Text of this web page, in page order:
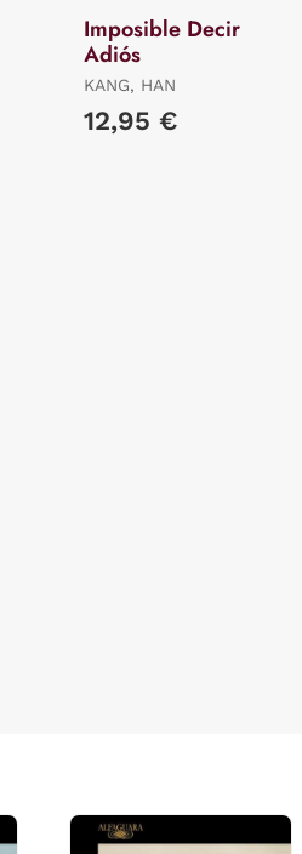
Imposible Decir
Adiós
KANG, HAN
12,95 €